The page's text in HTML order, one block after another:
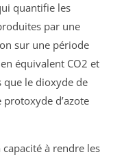
quantifie les
par une
sur une période
équivalent CO2 et
que le dioxyde de
protoxyde d’azote
capacité à rendre les